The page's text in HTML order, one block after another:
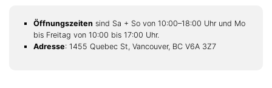
Öffnungszeiten sind Sa + So von 10:00–18:00 Uhr und Mo
bis Freitag von 10:00 bis 17:00 Uhr.
Adresse: 1455 Quebec St, Vancouver, BC V6A 3Z7